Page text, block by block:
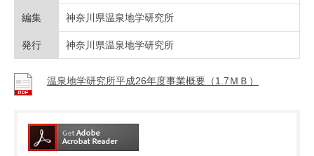
編集 神奈川県温泉地学研究所
発行 神奈川県温泉地学研究所
温泉地学研究所平成26年度事業概要（1.7ＭＢ）